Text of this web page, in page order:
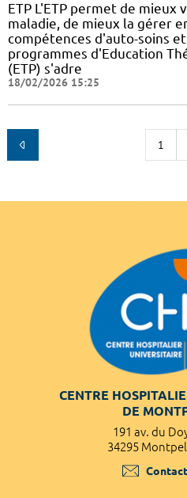
ETP L'ETP permet de mieux
maladie, de mieux la gérer
compétences d'auto-soins
programmes d'Education
(ETP) s'adre
18/02/2026 15:25
1
CENTRE
DE
191 av. du
34295